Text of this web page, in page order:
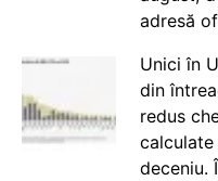
adresă
Unici în
din
redus
deceniu.